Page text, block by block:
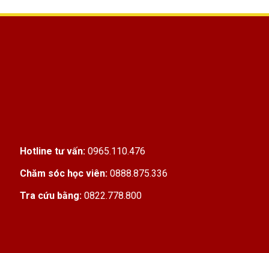
Hotline tư vấn: 0965.110.476
Chăm sóc học viên: 0888.875.336
Tra cứu bằng: 0822.778.800